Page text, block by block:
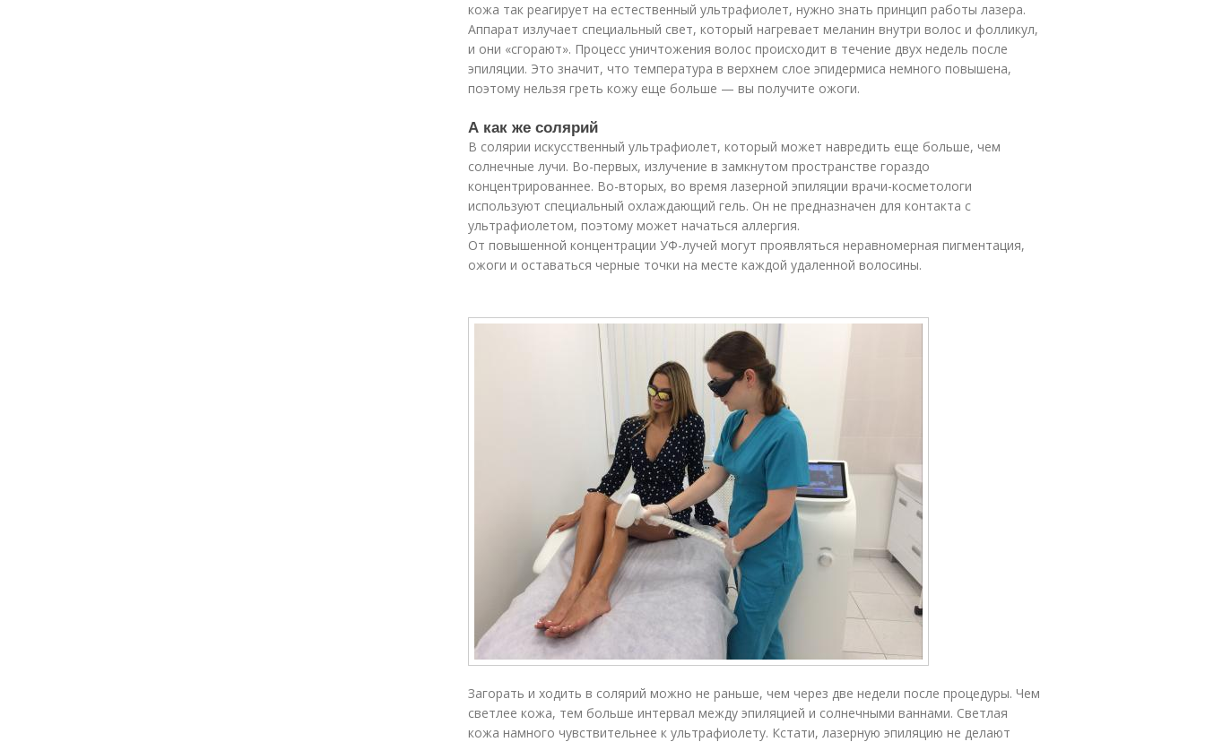
кожа так реагирует на естественный ультрафиолет, нужно знать принцип работы лазера.
Аппарат излучает специальный свет, который нагревает меланин внутри волос и фолликул,
и они «сгорают». Процесс уничтожения волос происходит в течение двух недель после
эпиляции. Это значит, что температура в верхнем слое эпидермиса немного повышена,
поэтому нельзя греть кожу еще больше — вы получите ожоги.
А как же солярий
В солярии искусственный ультрафиолет, который может навредить еще больше, чем
солнечные лучи. Во-первых, излучение в замкнутом пространстве гораздо
концентрированнее. Во-вторых, во время лазерной эпиляции врачи-косметологи
используют специальный охлаждающий гель. Он не предназначен для контакта с
ультрафиолетом, поэтому может начаться аллергия.
От повышенной концентрации УФ-лучей могут проявляться неравномерная пигментация,
ожоги и оставаться черные точки на месте каждой удаленной волосины.
Загорать и ходить в солярий можно не раньше, чем через две недели после процедуры. Чем
светлее кожа, тем больше интервал между эпиляцией и солнечными ваннами. Светлая
кожа намного чувствительнее к ультрафиолету. Кстати, лазерную эпиляцию не делают